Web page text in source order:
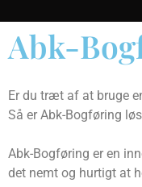
Abk-
Er du træt af at bruge
Så er Abk-Bogføring
Abk-Bogføring er en
det nemt og hurtigt at